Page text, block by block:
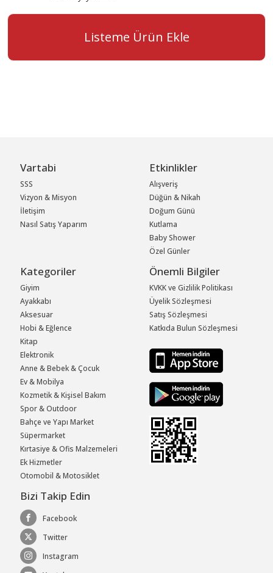
Listeme Ürün Ekle
Vartabi
SSS
Vizyon & Misyon
İletişim
Nasıl Satış Yaparım
Etkinlikler
Alışveriş
Düğün & Nikah
Doğum Günü
Kutlama
Baby Shower
Özel Günler
Kategoriler
Giyim
Ayakkabı
Aksesuar
Hobi & Eğlence
Kitap
Elektronik
Anne & Bebek & Çocuk
Ev & Mobilya
Kozmetik & Kişisel Bakım
Spor & Outdoor
Bahçe ve Yapı Market
Süpermarket
Kırtasiye & Ofis Malzemeleri
Ek Hizmetler
Otomobil & Motosiklet
Önemli Bilgiler
KVKK ve Gizlilik Politikası
Üyelik Sözleşmesi
Satış Sözleşmesi
Katkıda Bulun Sözleşmesi
Bizi Takip Edin
Facebook
Twitter
Instagram